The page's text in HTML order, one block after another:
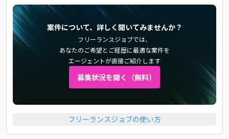
案件について、詳しく聞いてみませんか？
フリーランスジョブでは、
あなたのご希望とご経歴に最適な案件を
エージェントが直接ご紹介します
募集状況を聞く（無料）
フリーランスジョブの使い方